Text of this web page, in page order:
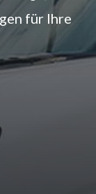
für Ihre